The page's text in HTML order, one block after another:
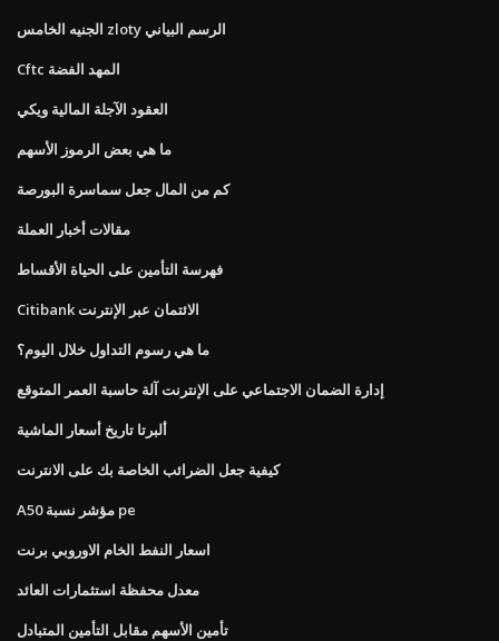
الجنيه الخامس zloty الرسم البياني
Cftc المهد الفضة
العقود الآجلة المالية ويكي
ما هي بعض الرموز الأسهم
كم من المال جعل سماسرة البورصة
مقالات أخبار العملة
فهرسة التأمين على الحياة الأقساط
Citibank الائتمان عبر الإنترنت
ما هي رسوم التداول خلال اليوم؟
إدارة الضمان الاجتماعي على الإنترنت آلة حاسبة العمر المتوقع
ألبرتا تاريخ أسعار الماشية
كيفية جعل الضرائب الخاصة بك على الانترنت
A50 مؤشر نسبة pe
اسعار النفط الخام الاوروبي برنت
معدل محفظة استثمارات العائد
تأمين الأسهم مقابل التأمين المتبادل